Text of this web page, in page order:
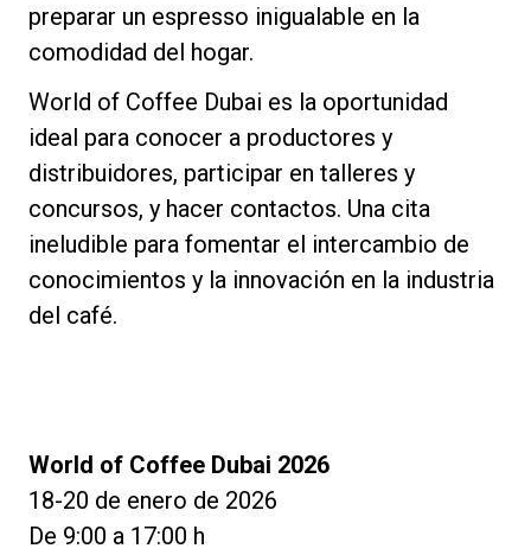
preparar un espresso inigualable en la
comodidad del hogar.
World of Coffee Dubai es la oportunidad
ideal para conocer a productores y
distribuidores, participar en talleres y
concursos, y hacer contactos. Una cita
ineludible para fomentar el intercambio de
conocimientos y la innovación en la industria
del café.
World of Coffee Dubai 2026
18-20 de enero de 2026
De 9:00 a 17:00 h